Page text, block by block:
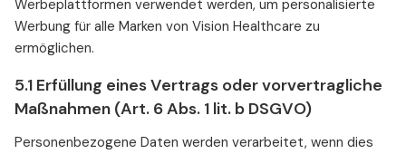
Werbeplattformen verwendet werden, um personalisierte
Werbung für alle Marken von Vision Healthcare zu
ermöglichen.
5.1 Erfüllung eines Vertrags oder vorvertragliche
Maßnahmen (Art. 6 Abs. 1 lit. b DSGVO)
Personenbezogene Daten werden verarbeitet, wenn dies